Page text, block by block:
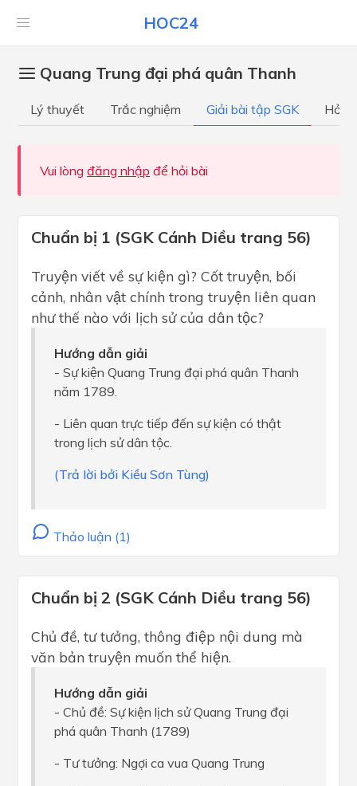
HOC24
Quang Trung đại phá quân Thanh
Lý thuyết Trắc nghiệm Giải bài tập SGK Hỏi
Vui lòng đăng nhập để hỏi bài
Chuẩn bị 1 (SGK Cánh Diều trang 56)
Truyện viết về sự kiện gì? Cốt truyện, bối
cảnh, nhân vật chính trong truyện liên quan
như thế nào với lịch sử của dân tộc?
Hướng dẫn giải
- Sự kiện Quang Trung đại phá quân Thanh
năm 1789.
- Liên quan trực tiếp đến sự kiện có thật
trong lịch sử dân tộc.
(Trả lời bởi Kiều Sơn Tùng)
Thảo luận (1)
Chuẩn bị 2 (SGK Cánh Diều trang 56)
Chủ đề, tư tưởng, thông điệp nội dung mà
văn bản truyện muốn thể hiện.
Hướng dẫn giải
- Chủ đề: Sự kiện lịch sử Quang Trung đại
phá quân Thanh (1789)
- Tư tưởng: Ngợi ca vua Quang Trung